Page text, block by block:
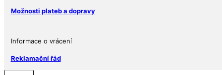
Možnosti plateb a dopravy
Informace o vrácení
Reklamační řád